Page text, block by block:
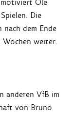
motiviert Ole
Die
dem Ende
Wochen weiter.
anderen VfB im
von Bruno